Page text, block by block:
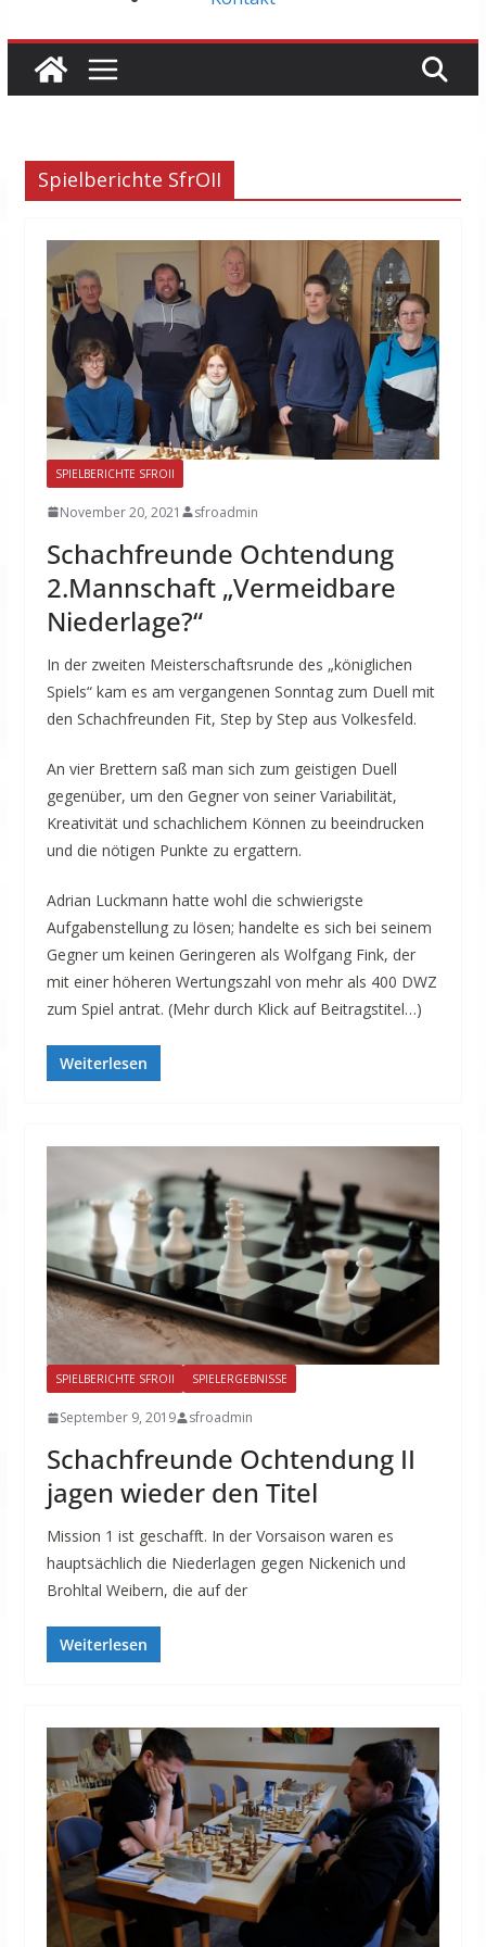
Spielberichte SfrOII
SPIELBERICHTE SFROII
November 20, 2021 sfroadmin
Schachfreunde Ochtendung
2.Mannschaft „Vermeidbare
Niederlage?“
In der zweiten Meisterschaftsrunde des „königlichen
Spiels“ kam es am vergangenen Sonntag zum Duell mit
den Schachfreunden Fit, Step by Step aus Volkesfeld.
An vier Brettern saß man sich zum geistigen Duell
gegenüber, um den Gegner von seiner Variabilität,
Kreativität und schachlichem Können zu beeindrucken
und die nötigen Punkte zu ergattern.
Adrian Luckmann hatte wohl die schwierigste
Aufgabenstellung zu lösen; handelte es sich bei seinem
Gegner um keinen Geringeren als Wolfgang Fink, der
mit einer höheren Wertungszahl von mehr als 400 DWZ
zum Spiel antrat. (Mehr durch Klick auf Beitragstitel…)
Weiterlesen
SPIELBERICHTE SFROII SPIELERGEBNISSE
September 9, 2019 sfroadmin
Schachfreunde Ochtendung II
jagen wieder den Titel
Mission 1 ist geschafft. In der Vorsaison waren es
hauptsächlich die Niederlagen gegen Nickenich und
Brohltal Weibern, die auf der
Weiterlesen